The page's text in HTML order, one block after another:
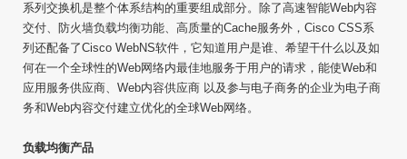
系列交换机是整个体系结构的重要组成部分。除了高速智能Web内容
交付、防火墙负载均衡功能、高质量的Cache服务外，Cisco CSS系
列还配备了Cisco WebNS软件，它知道用户是谁、希望干什么以及如
何在一个全球性的Web网络内最佳地服务于用户的请求，能使Web和
应用服务供应商、Web内容供应商 以及参与电子商务的企业为电子商
务和Web内容交付建立优化的全球Web网络。
负载均衡产品